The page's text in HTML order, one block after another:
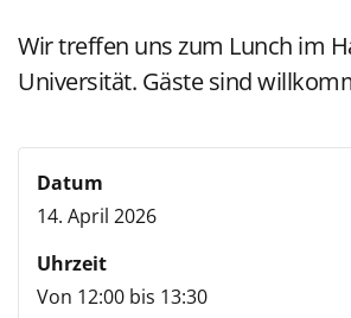
Wir treffen uns zum Lunch im
Universität. Gäste sind
Datum
14. April 2026
Uhrzeit
Von 12:00 bis 13:30